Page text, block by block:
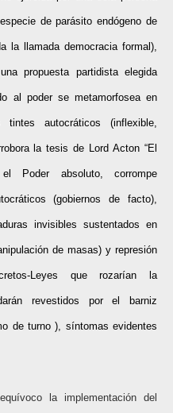
de parásito endógeno de
la llamada democracia formal),
propuesta partidista elegida
al poder se metamorfosea en
autocráticos (inflexible,
la tesis de Lord Acton “El
Poder absoluto, corrompe
(gobiernos de facto),
invisibles sustentados en
de masas) y represión
Leyes que rozarían la
revestidos por el barniz
de turno ), síntomas evidentes
la implementación del